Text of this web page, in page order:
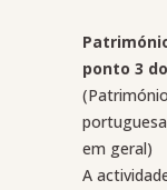
ponto 3
em geral)
A